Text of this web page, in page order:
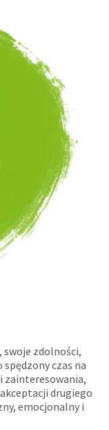
swoje zdolności,
czas na
zainteresowania,
drugiego
emocjonalny i